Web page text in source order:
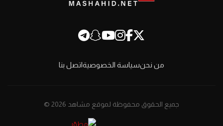
من نحنسياسة الخصوصيةاتصل بنا
جميع الحقوق محفوظة لموقع مشاهد 2026 ©